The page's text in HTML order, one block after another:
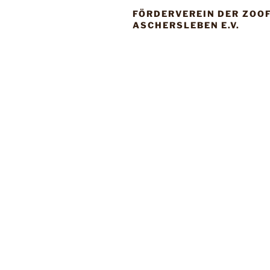
FÖRDERVEREIN DER
ASCHERSLEBEN E.V.